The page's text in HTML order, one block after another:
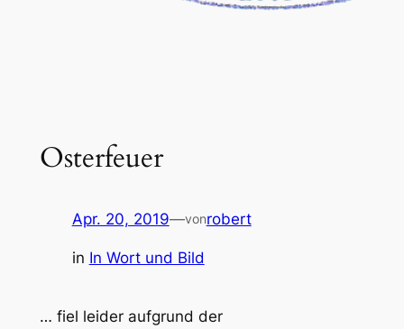
Osterfeuer
Apr. 20, 2019—vonrobert
in In Wort und Bild
… fiel leider aufgrund der